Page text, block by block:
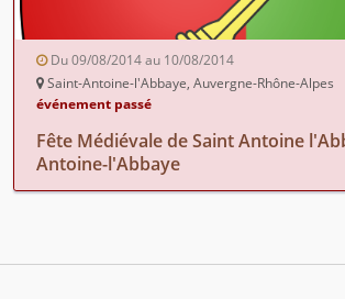
Du 09/08/2014 au 10/08/2014
Saint-Antoine-l'Abbaye, Auvergne-Rhône-Alpes
événement passé
Fête Médiévale de Saint Antoine
Antoine-l'Abbaye